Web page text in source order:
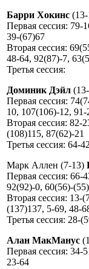
Барри Хокинс
Первая сессия: 79-
39-(67)67
Вторая сессия:
48-64, 92(87)-7,
Третья сессия:
Доминик Дэйл
Первая сессия:
10, 107(106)-12, 91-
Вторая сессия: 82-
(108)115, 87(62)-21
Третья сессия: 64-42
Марк Аллен (7-13)
Первая сессия: 66-
92(92)-0, 60(56)-
Вторая сессия: 13-
(137)137, 5-69, 48-
Третья сессия: 28-
Алан МакМанус
Первая сессия: 34-
23-64